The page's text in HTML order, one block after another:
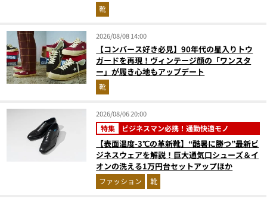
靴
2026/08/08 14:00
【コンバース好き必見】90年代の星入りトウ
ガードを再現！ヴィンテージ顔の「ワンスタ
ー」が履き心地もアップデート
靴
2026/08/06 20:00
特集 ビジネスマン必携！通勤快適モノ
【表面温度-3℃の革新靴】“酷暑に勝つ”最新ビ
ジネスウェアを解説！巨大通気口シューズ＆イ
オンの洗える1万円台セットアップほか
ファッション 靴